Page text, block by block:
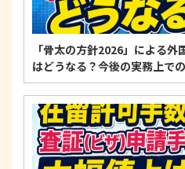
「骨太の方針2026」による
はどうなる？今後の実務上で